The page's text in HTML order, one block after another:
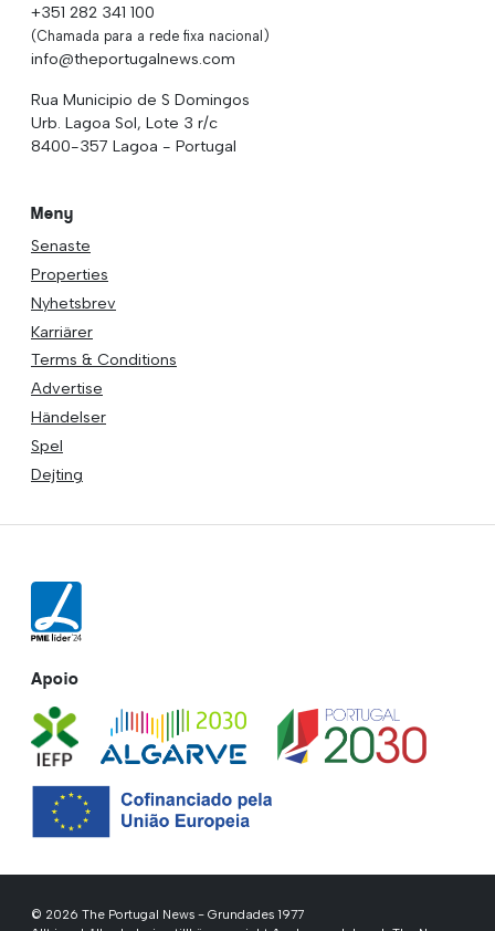
+351 282 341 100
(Chamada para a rede fixa nacional)
info@theportugalnews.com
Rua Municipio de S Domingos
Urb. Lagoa Sol, Lote 3 r/c
8400-357 Lagoa - Portugal
Meny
Senaste
Properties
Nyhetsbrev
Karriärer
Terms & Conditions
Advertise
Händelser
Spel
Dejting
Apoio
© 2026 The Portugal News - Grundades 1977